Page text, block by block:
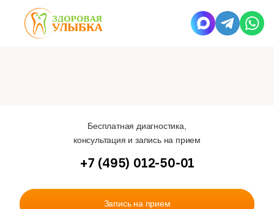
Бесплатная диагностика,
консультация и запись на прием
+7 (495) 012-50-01
Запись на прием